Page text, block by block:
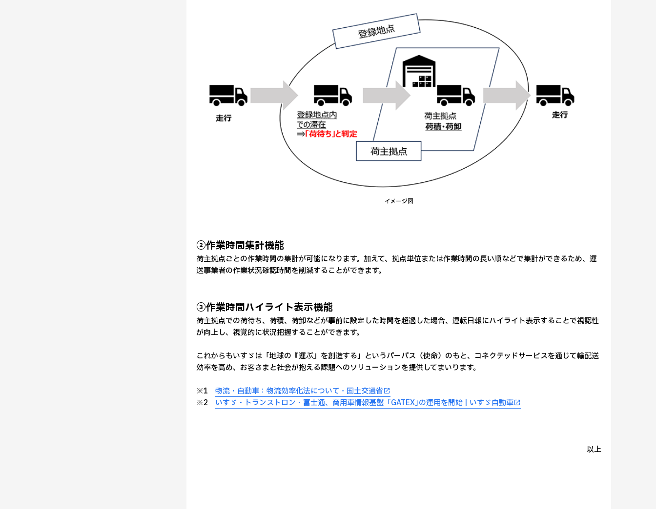
イメージ図
②作業時間集計機能
荷主拠点ごとの作業時間の集計が可能になります。加えて、拠点単位または作業時間の長い順などで集計ができるため、運
送事業者の作業状況確認時間を削減することができます。
③作業時間ハイライト表示機能
荷主拠点での荷待ち、荷積、荷卸などが事前に設定した時間を超過した場合、運転日報にハイライト表示することで視認性
が向上し、視覚的に状況把握することができます。
これからもいすゞは「地球の『運ぶ』を創造する」というパーパス（使命）のもと、コネクテッドサービスを通じて輸配送
効率を高め、お客さまと社会が抱える課題へのソリューションを提供してまいります。
※1 物流・自動車：物流効率化法について - 国土交通省
※2 いすゞ・トランストロン・富士通、商用車情報基盤「GATEX｣の運用を開始 | いすゞ自動車
以上